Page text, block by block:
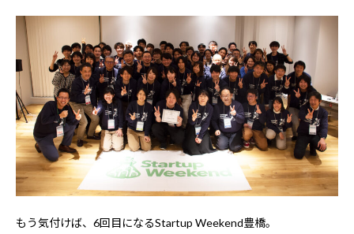
もう気付けば、6回目になるStartup Weekend豊橋。